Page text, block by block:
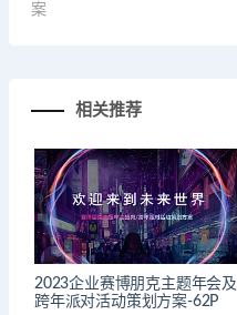
案
相关推荐
2023企业赛博朋克主题年会及
跨年派对活动策划方案-62P